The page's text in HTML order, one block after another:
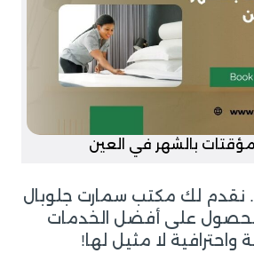
بالشهر في العين
نقدم لك مكتب سمارت جلوبال
على أفضل الخدمات
واحترافية لا مثيل لها!